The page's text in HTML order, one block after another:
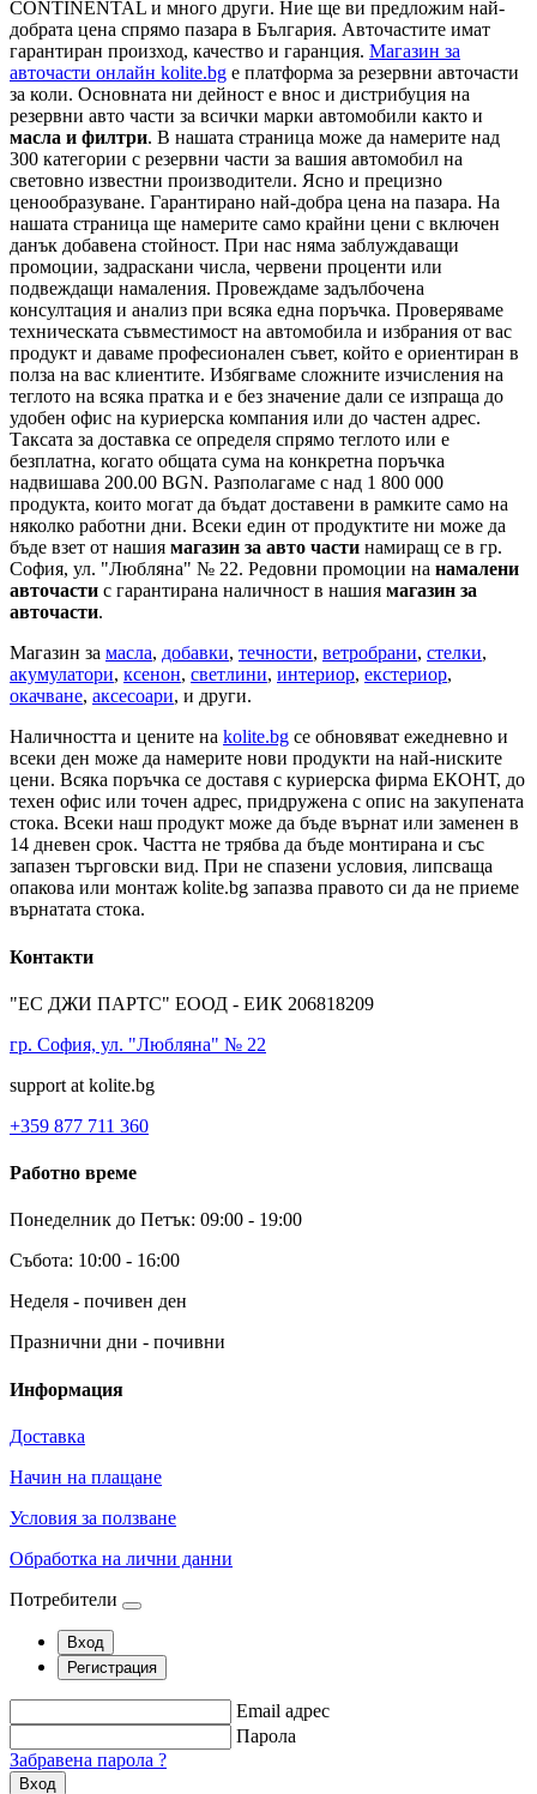
CONTINENTAL и много други. Ние ще ви предложим най-
добрата цена спрямо пазара в България. Авточастите имат
гарантиран произход, качество и гаранция. Магазин за
авточасти онлайн kolite.bg е платформа за резервни авточасти
за коли. Основната ни дейност е внос и дистрибуция на
резервни авто части за всички марки автомобили както и
масла и филтри. В нашата страница може да намерите над
300 категории с резервни части за вашия автомобил на
световно известни производители. Ясно и прецизно
ценообразуване. Гарантирано най-добра цена на пазара. На
нашата страница ще намерите само крайни цени с включен
данък добавена стойност. При нас няма заблуждаващи
промоции, задраскани числа, червени проценти или
подвеждащи намаления. Провеждаме задълбочена
консултация и анализ при всяка една поръчка. Проверяваме
техническата съвместимост на автомобила и избрания от вас
продукт и даваме професионален съвет, който е ориентиран в
полза на вас клиентите. Избягваме сложните изчисления на
теглото на всяка пратка и е без значение дали се изпраща до
удобен офис на куриерска компания или до частен адрес.
Таксата за доставка се определя спрямо теглото или е
безплатна, когато общата сума на конкретна поръчка
надвишава 200.00 BGN. Разполагаме с над 1 800 000
продукта, които могат да бъдат доставени в рамките само на
няколко работни дни. Всеки един от продуктите ни може да
бъде взет от нашия магазин за авто части намиращ се в гр.
София, ул. "Любляна" № 22. Редовни промоции на намалени
авточасти с гарантирана наличност в нашия магазин за
авточасти.
Магазин за масла, добавки, течности, ветробрани, стелки,
акумулатори, ксенон, светлини, интериор, екстериор,
окачване, аксесоари, и други.
Наличността и цените на kolite.bg се обновяват ежедневно и
всеки ден може да намерите нови продукти на най-ниските
цени. Всяка поръчка се доставя с куриерска фирма ЕКОНТ, до
техен офис или точен адрес, придружена с опис на закупената
стока. Всеки наш продукт може да бъде върнат или заменен в
14 дневен срок. Частта не трябва да бъде монтирана и със
запазен търговски вид. При не спазени условия, липсваща
опакова или монтаж kolite.bg запазва правото си да не приеме
върнатата стока.
Контакти
"ЕС ДЖИ ПАРТС" ЕООД - ЕИК 206818209
гр. София, ул. "Любляна" № 22
support at kolite.bg
+359 877 711 360
Работно време
Понеделник до Петък: 09:00 - 19:00
Събота: 10:00 - 16:00
Неделя - почивен ден
Празнични дни - почивни
Информация
Доставка
Начин на плащане
Условия за ползване
Обработка на лични данни
Потребители
Вход
Регистрация
Email адрес
Парола
Забравена парола ?
Вход